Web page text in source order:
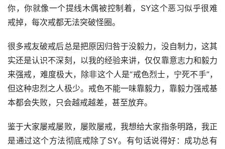
你，你就像一个提线木偶被控制着，SY这个恶习似乎很难
戒掉，每次戒都无法突破怪圈。
很多戒友破戒后总是把原因归咎于没毅力，没自制力，这其
实还是认识不深刻，以我的经验来讲，仅仅靠意志力和毅力
来强戒，难度极大，除非这个人是“戒色烈士，宁死不手”，
但这种忠烈之人极少。戒色不能一味靠毅力，靠毅力强戒基
本都会失败，只会越戒越差，甚至放弃。
鉴于大家屡戒屡败，屡败屡戒，我想给大家指条明路，我正
是通过这个方法彻底戒除了SY。有句话说得好：成功总有